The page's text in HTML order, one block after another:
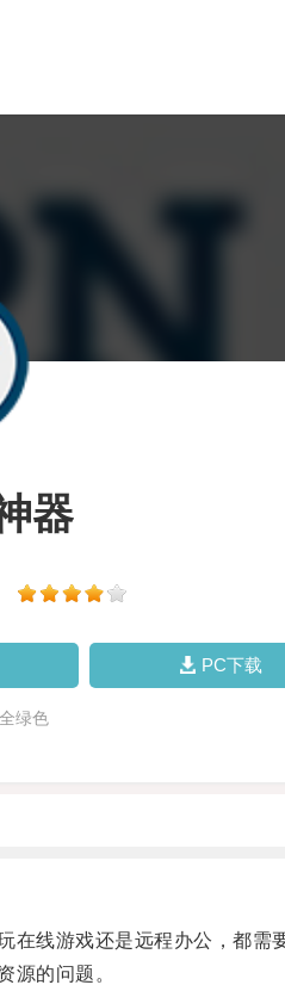
器
PC下载
绿色
线游戏还是远程办公，都需
的问题。